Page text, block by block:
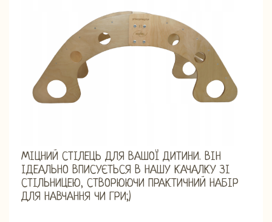
МІЦНИЙ СТІЛЕЦЬ ДЛЯ ВАШОЇ ДИТИНИ. ВІН
ІДЕАЛЬНО ВПИСУЄТЬСЯ В НАШУ КАЧАЛКУ ЗІ
СТІЛЬНИЦЕЮ, СТВОРЮЮЧИ ПРАКТИЧНИЙ НАБІР
ДЛЯ НАВЧАННЯ ЧИ ГРИ;)